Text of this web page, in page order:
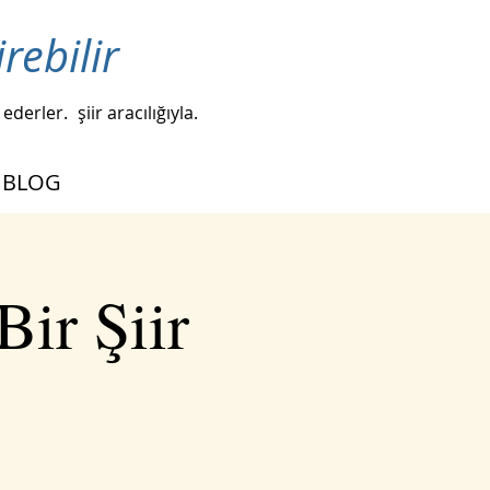
ederler. şiir aracılığıyla.
BLOG
Şiir